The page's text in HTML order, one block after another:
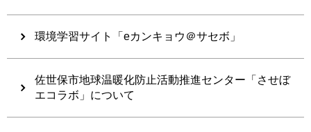
環境学習サイト「eカンキョウ＠サセボ」
佐世保市地球温暖化防止活動推進センター「させぼ
エコラボ」について